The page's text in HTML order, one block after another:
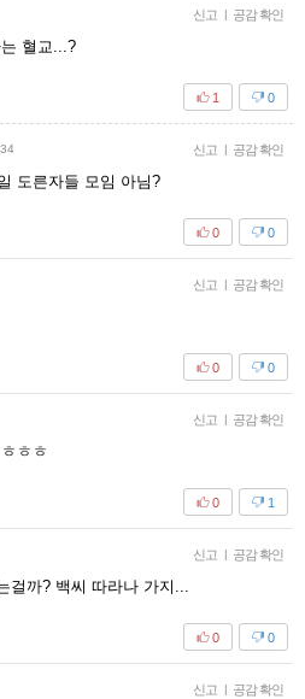
신고 | 공감 확인
혈교...?
0
1
신고 | 공감 확인
도른자들 모임 아님?
0
0
신고 | 공감 확인
0
0
신고 | 공감 확인
ㅎㅎ
1
0
신고 | 공감 확인
걸까? 백씨 따라나 가지...
0
0
신고 | 공감 확인